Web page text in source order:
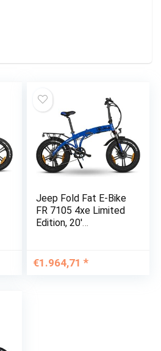
Jeep Fold Fat E-Bike
FR 7105 4xe Limited
Edition, 20′
Kettenschaltung,
€1.964,71